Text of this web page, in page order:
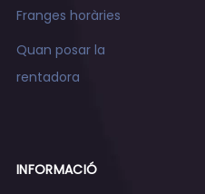
Franges horàries
Quan posar la
rentadora
INFORMACIÓ